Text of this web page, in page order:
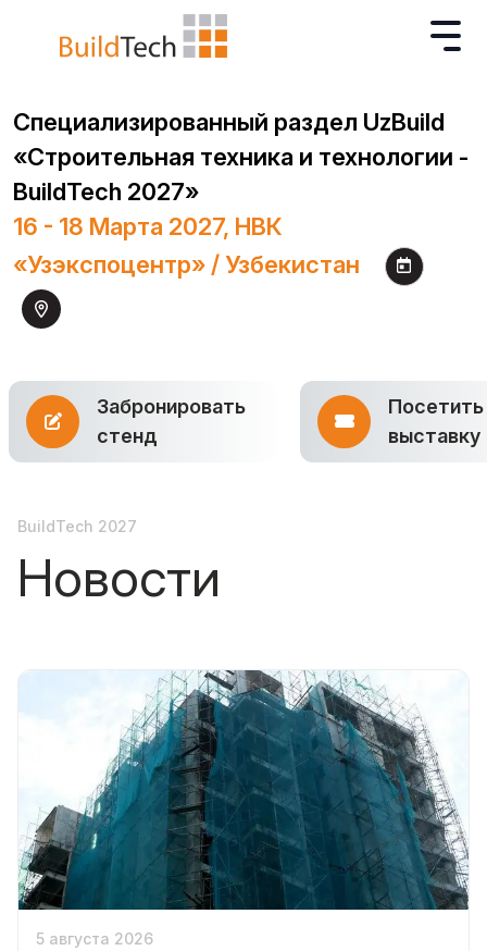
Специализированный раздел UzBuild
«Строительная техника и технологии -
BuildTech 2027»
16 - 18 Марта 2027, НВК
«Узэкспоцентр» / Узбекистан
Забронировать
стенд
Посетить
выставку
BuildTech 2027
Новости
5 августа 2026